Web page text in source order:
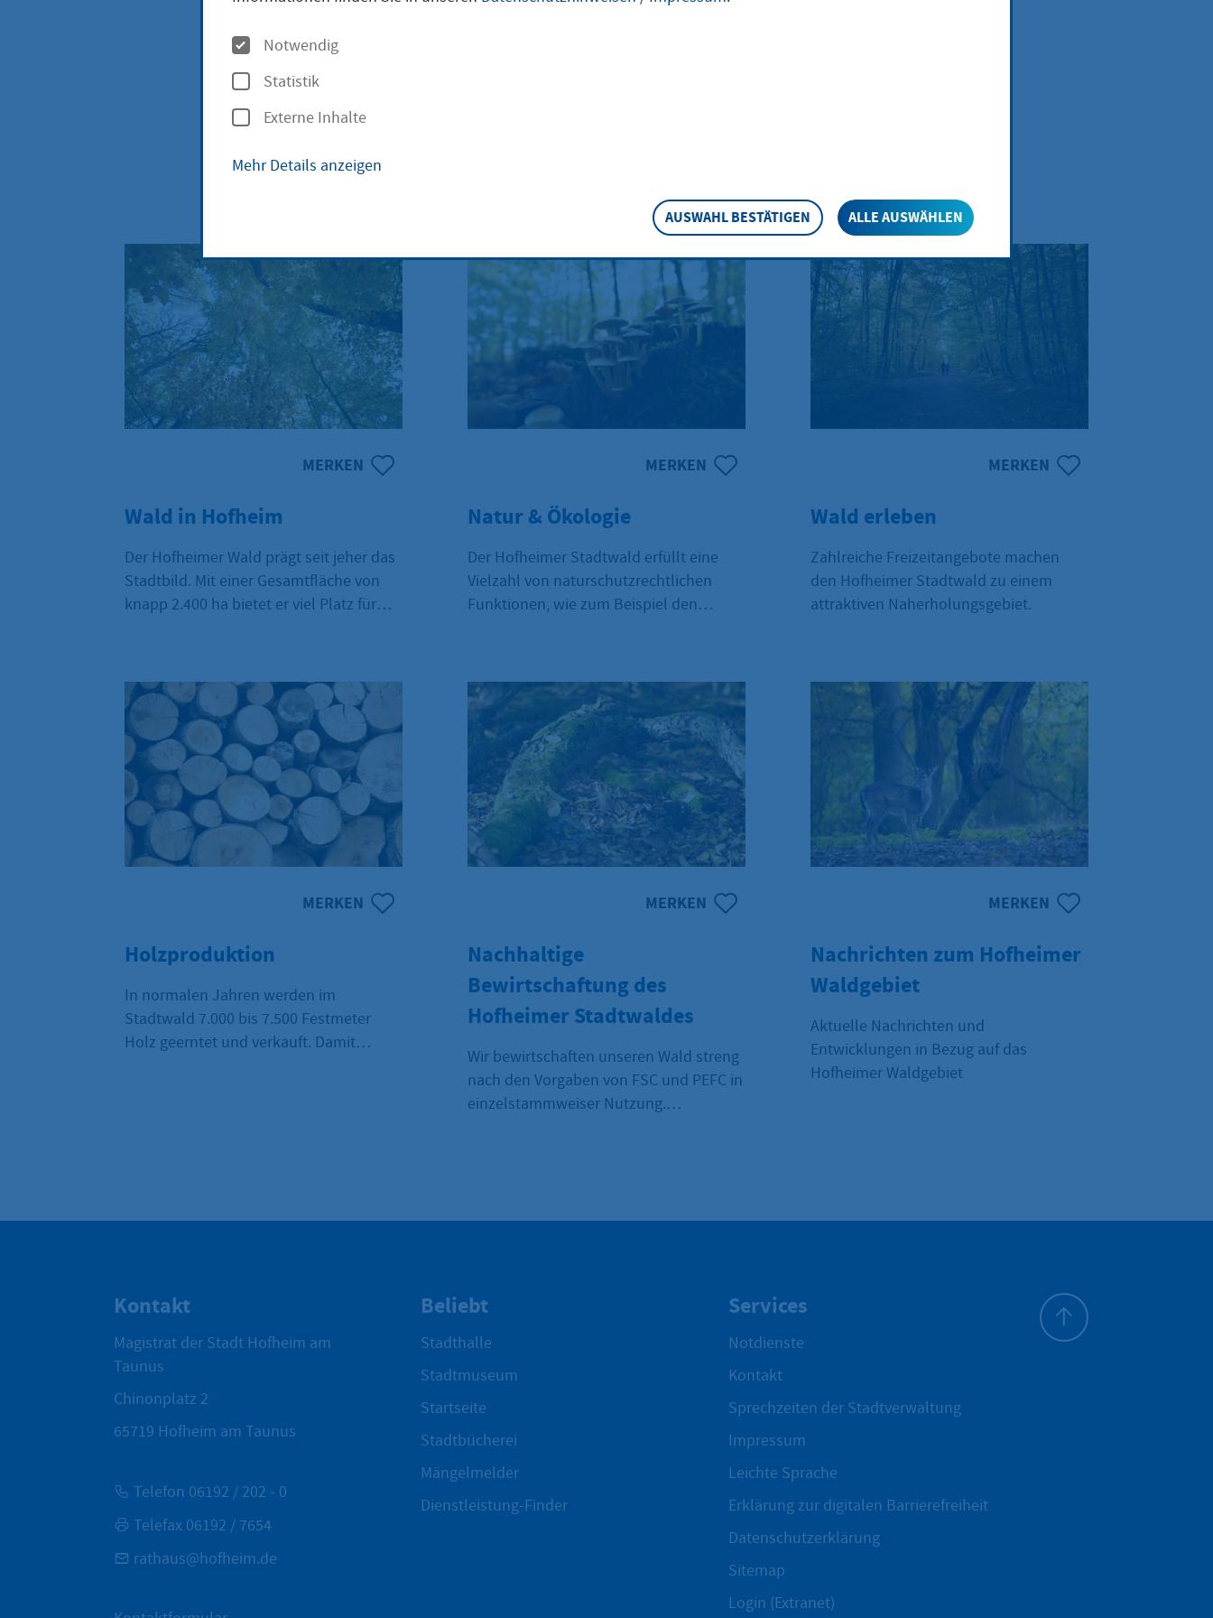
erhöhten Gefahr für Waldbrände. Auch im Hofheimer Stadtwald werden Besuchende gebeten, einige
Hinweise zu beachten, um einem möglichen Feuer vorzubeugen:
MERKEN
Wald in Hofheim
Der Hofheimer Wald prägt seit jeher das
Stadtbild. Mit einer Gesamtfläche von
knapp 2.400 ha bietet er viel Platz für
MERKEN
Natur & Ökologie
Der Hofheimer Stadtwald erfüllt eine
Vielzahl von naturschutzrechtlichen
Funktionen, wie zum Beispiel den
MERKEN
Wald erleben
Zahlreiche Freizeitangebote machen
den Hofheimer Stadtwald zu einem
attraktiven Naherholungsgebiet.
MERKEN
Holzproduktion
In normalen Jahren werden im
Stadtwald 7.000 bis 7.500 Festmeter
Holz geerntet und verkauft. Damit
MERKEN
Nachhaltige
Bewirtschaftung des
Hofheimer Stadtwaldes
Wir bewirtschaften unseren Wald streng
nach den Vorgaben von FSC und PEFC in
einzelstammweiser Nutzung.
MERKEN
Nachrichten zum Hofheimer
Waldgebiet
Aktuelle Nachrichten und
Entwicklungen in Bezug auf das
Hofheimer Waldgebiet
Kontakt
Magistrat der Stadt Hofheim am
Taunus
Chinonplatz 2
65719 Hofheim am Taunus
Telefon 06192 / 202 - 0
Telefax 06192 / 7654
rathaus@hofheim.de
Beliebt
Stadthalle
Stadtmuseum
Startseite
Stadtbücherei
Mängelmelder
Dienstleistung-Finder
Services
Notdienste
Kontakt
Sprechzeiten der Stadtverwaltung
Impressum
Leichte Sprache
Erklärung zur digitalen Barrierefreiheit
Datenschutzerklärung
Sitemap
Login (Extranet)
O
p
t
i
o
n
Notwendig
Statistik
Externe Inhalte
Mehr Details anzeigen
AUSWAHL BESTÄTIGEN ALLE AUSWÄHLEN